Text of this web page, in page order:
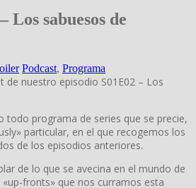
Los sabuesos de
Podcast, Programa
de nuestro episodio S01E02 – Los
todo programa de series que se precie,
particular, en el que recogemos los
de los episodios anteriores.
de lo que se avecina en el mundo de
fronts» que nos curramos esta